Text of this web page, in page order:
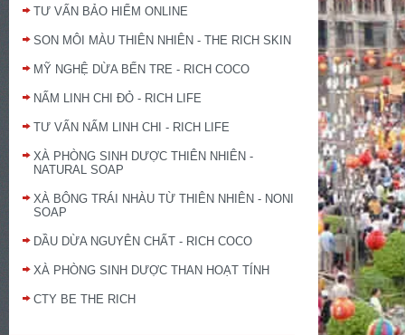
TƯ VẤN BẢO HIỂM ONLINE
SON MÔI MÀU THIÊN NHIÊN - THE RICH SKIN
MỸ NGHỆ DỪA BẾN TRE - RICH COCO
NẤM LINH CHI ĐỎ - RICH LIFE
TƯ VẤN NẤM LINH CHI - RICH LIFE
XÀ PHÒNG SINH DƯỢC THIÊN NHIÊN -
NATURAL SOAP
XÀ BÔNG TRÁI NHÀU TỪ THIÊN NHIÊN - NONI
SOAP
DẦU DỪA NGUYÊN CHẤT - RICH COCO
XÀ PHÒNG SINH DƯỢC THAN HOẠT TÍNH
CTY BE THE RICH